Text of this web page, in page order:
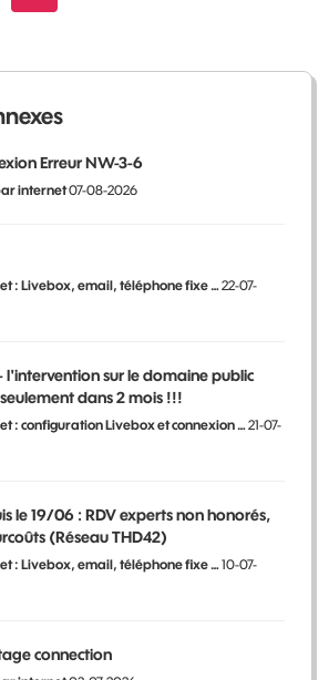
Erreur NW-3-6
internet07-08-2026
: Livebox, email, téléphone fixe … 22-07-
sur le domaine public
dans 2 mois !!!
: configuration Livebox et connexion … 21-07-
le 19/06 : RDV experts non honorés,
(Réseau THD42)
: Livebox, email, téléphone fixe … 10-07-
connection